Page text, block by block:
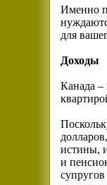
Именно
для
Доходы
Канада –
истины,
и